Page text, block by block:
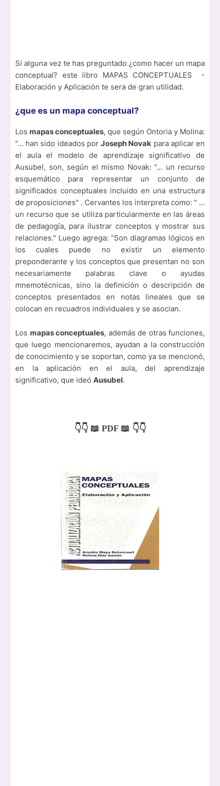
Si alguna vez te has preguntado ¿como hacer un mapa
conceptual? este libro MAPAS CONCEPTUALES -
Elaboración y Aplicación te sera de gran utilidad.
¿que es un mapa conceptual?
Los mapas conceptuales, que según Ontoria y Molina:
"... han sido ideados porJoseph Novak para aplicar en
el aula el modelo de aprendizaje significativo de
Ausubel, son, según el mismo Novak: "... un recurso
esquemático para representar un conjunto de
significados conceptuales incluido en una estructura
de proposiciones" . Cervantes los interpreta como: " …
un recurso que se utiliza particularmente en las áreas
de pedagogía, para ilustrar conceptos y mostrar sus
relaciones." Luego agrega: "Son diagramas lógicos en
los cuales puede no existir un elemento
preponderante y los conceptos que presentan no son
necesariamente palabras clave o ayudas
mnemotécnicas, sino la definición o descripción de
conceptos presentados en notas lineales que se
colocan en recuadros individuales y se asocian.
Los mapas conceptuales, además de otras funciones,
que luego mencionaremos, ayudan a la construcción
de conocimiento y se soportan, como ya se mencionó,
en la aplicación en el aula, del aprendizaje
significativo, que ideó Ausubel.
👇👇 📖 PDF 📖 👇👇